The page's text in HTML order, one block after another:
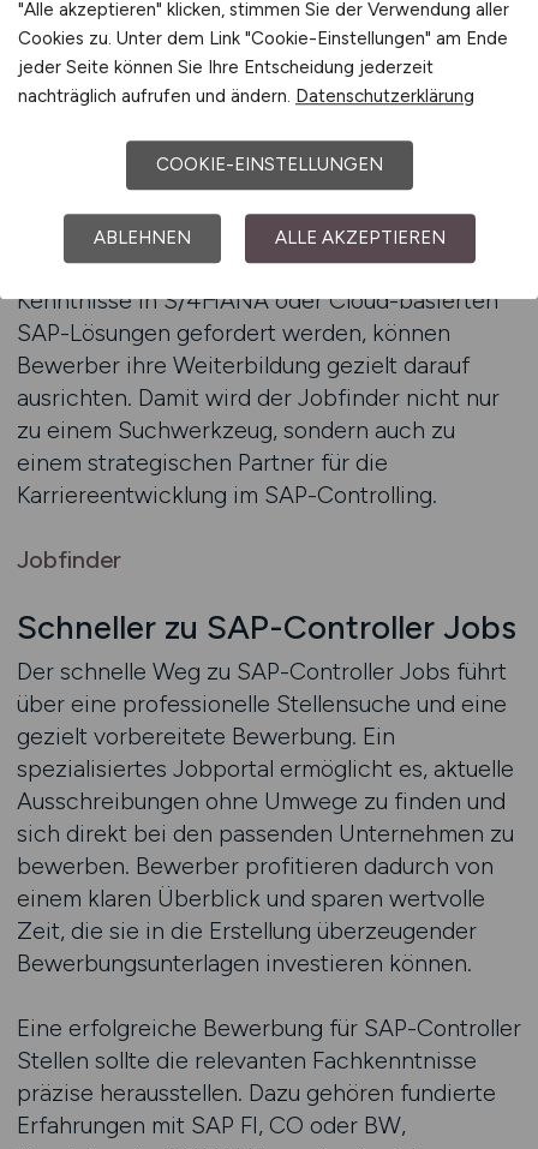
Standorten interessieren, ihre Suche
entsprechend erweitern. Damit wird der
Jobfinder zu einem Instrument, das die
Stellensuche individuell, effizient und
strategisch gestaltet.
die Möglichkeit, langfristige Trends am
Arbeitsmarkt zu erkennen. Wenn etwa vermehrt
Kenntnisse in S/4HANA oder Cloud-basierten
SAP-Lösungen gefordert werden, können
Bewerber ihre Weiterbildung gezielt darauf
ausrichten. Damit wird der Jobfinder nicht nur
zu einem Suchwerkzeug, sondern auch zu
einem strategischen Partner für die
Karriereentwicklung im SAP-Controlling.
Jobfinder
Schneller zu SAP-Controller Jobs
Der schnelle Weg zu SAP-Controller Jobs führt
über eine professionelle Stellensuche und eine
gezielt vorbereitete Bewerbung. Ein
spezialisiertes Jobportal ermöglicht es, aktuelle
Ausschreibungen ohne Umwege zu finden und
sich direkt bei den passenden Unternehmen zu
bewerben. Bewerber profitieren dadurch von
einem klaren Überblick und sparen wertvolle
Zeit, die sie in die Erstellung überzeugender
Bewerbungsunterlagen investieren können.
Eine erfolgreiche Bewerbung für SAP-Controller
Stellen sollte die relevanten Fachkenntnisse
präzise herausstellen. Dazu gehören fundierte
Erfahrungen mit SAP FI, CO oder BW,
"Alle akzeptieren" klicken, stimmen Sie der Verwendung aller
Cookies zu. Unter dem Link "Cookie-Einstellungen" am Ende
jeder Seite können Sie Ihre Entscheidung jederzeit
nachträglich aufrufen und ändern. Datenschutzerklärung
COOKIE-EINSTELLUNGEN
ABLEHNEN ALLE AKZEPTIEREN